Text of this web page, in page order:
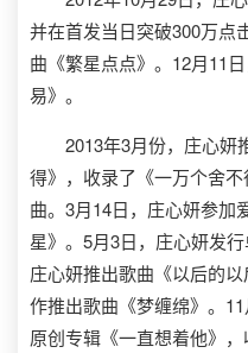
并在首发当日突破300万点
曲《繁星点点》。12月11
易》。
2013年3月份，庄心妍
得》，收录了《一万个舍
曲。3月14日，庄心妍参加
星》。5月3日，庄心妍发
庄心妍推出歌曲《以后的
作推出歌曲《梦缠绵》。
原创专辑《一直想着他》